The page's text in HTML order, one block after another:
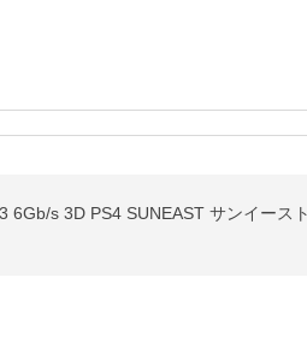
6Gb/s 3D PS4 SUNEAST サンイース